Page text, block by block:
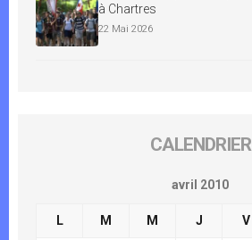
à Chartres
22 Mai 2026
CALENDRIER
avril 2010
L M M J V